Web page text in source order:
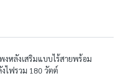
พงหลังเสริมแบบไร้สายพร้อม
ไฟรวม 180 วัตต์